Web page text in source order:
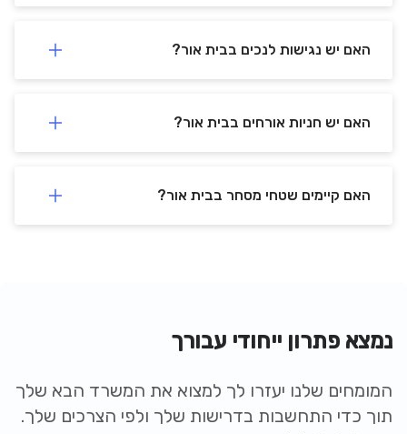
האם יש נגישות לנכים בבית אור?
האם יש חניות אורחים בבית אור?
האם קיימים שטחי מסחר בבית אור?
נמצא פתרון ייחודי עבורך
המומחים שלנו יעזרו לך למצוא את המשרד הבא שלך
תוך כדי התחשבות בדרישות שלך ולפי הצרכים שלך.